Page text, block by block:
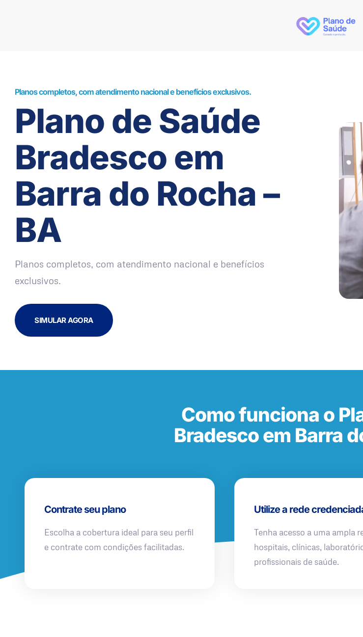
Planos completos, com atendimento nacional e benefícios exclusivos.
Plano de Saúde
Bradesco em
Barra do Rocha –
BA
Planos completos, com atendimento nacional e benefícios
exclusivos.
SIMULAR AGORA
Como funciona o
Bradesco em Barra
Contrate seu plano
Escolha a cobertura ideal para seu perfil
e contrate com condições facilitadas.
Utilize a rede
Tenha acesso a uma ampla
hospitais, clínicas,
profissionais de saúde.